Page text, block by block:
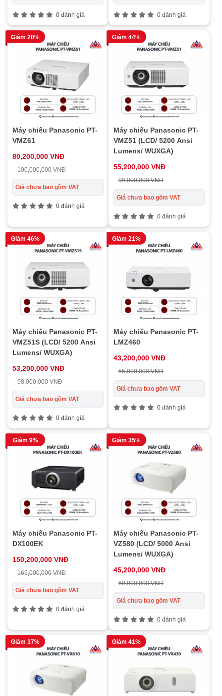
0 đánh giá 0 đánh giá
Giảm 20%
Máy chiếu Panasonic PT-
VMZ61
80,200,000 VNĐ
100,000,000 VNĐ
Giá chưa bao gồm VAT
0 đánh giá
Giảm 44%
Máy chiếu Panasonic PT-
VMZ51 (LCD/ 5200 Ansi
Lumens/ WUXGA)
55,200,000 VNĐ
99,000,000 VNĐ
Giá chưa bao gồm VAT
0 đánh giá
Giảm 46%
Máy chiếu Panasonic PT-
VMZ51S (LCD/ 5200 Ansi
Lumens/ WUXGA)
53,200,000 VNĐ
98,000,000 VNĐ
Giá chưa bao gồm VAT
0 đánh giá
Giảm 21%
Máy chiếu Panasonic PT-
LMZ460
43,200,000 VNĐ
55,000,000 VNĐ
Giá chưa bao gồm VAT
0 đánh giá
Giảm 9%
Máy chiếu Panasonic PT-
DX100EK
150,200,000 VNĐ
165,000,000 VNĐ
Giá chưa bao gồm VAT
0 đánh giá
Giảm 35%
Máy chiếu Panasonic PT-
VZ580 (LCD/ 5000 Ansi
Lumens/ WUXGA)
45,200,000 VNĐ
69,900,000 VNĐ
Giá chưa bao gồm VAT
0 đánh giá
Giảm 37% Giảm 41%